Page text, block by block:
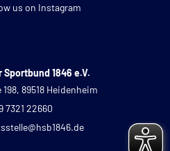
us on Instagram
1846 e.V.
89518 Heidenheim
7321 22660